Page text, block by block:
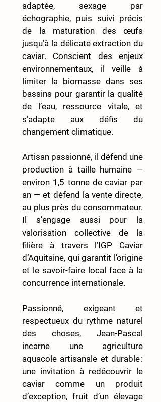
adaptée, sexage par
échographie, puis suivi précis
de la maturation des œufs
jusqu’à la délicate extraction du
caviar. Conscient des enjeux
environnementaux, il veille à
limiter la biomasse dans ses
bassins pour garantir la qualité
de l’eau, ressource vitale, et
s’adapte aux défis du
changement climatique.
Artisan passionné, il défend une
production à taille humaine —
environ 1,5  tonne de caviar par
an — et défend la vente directe,
au plus près du consommateur.
Il s’engage aussi pour la
valorisation collective de la
filière à travers l’IGP Caviar
d’Aquitaine, qui garantit l’origine
et le savoir-faire local face à la
concurrence internationale.
Passionné, exigeant et
respectueux du rythme naturel
des choses, Jean-Pascal
incarne une agriculture
aquacole artisanale et durable :
une invitation à redécouvrir le
caviar comme un produit
d’exception, fruit d’un élevage